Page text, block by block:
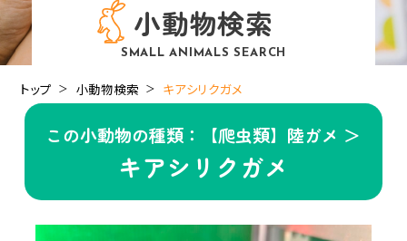
小動物検索
SMALL ANIMALS SEARCH
トップ 小動物検索 キアシリクガメ
この小動物の種類：【爬虫類】陸ガメ ＞
キアシリクガメ